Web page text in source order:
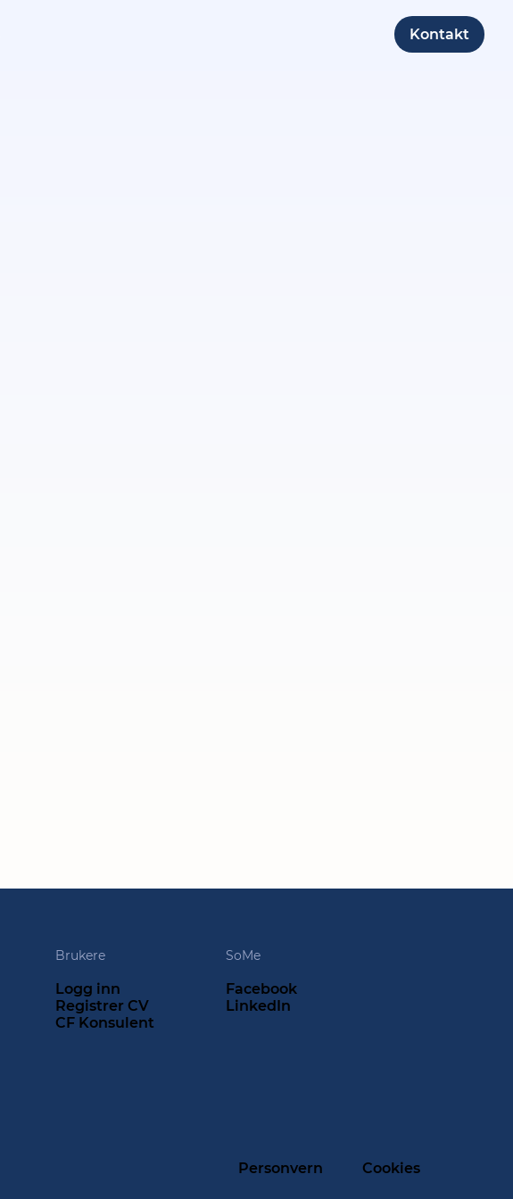
Kontakt
Brukere
Logg inn
Registrer CV
CF Konsulent
SoMe
Facebook
LinkedIn
Personvern Cookies